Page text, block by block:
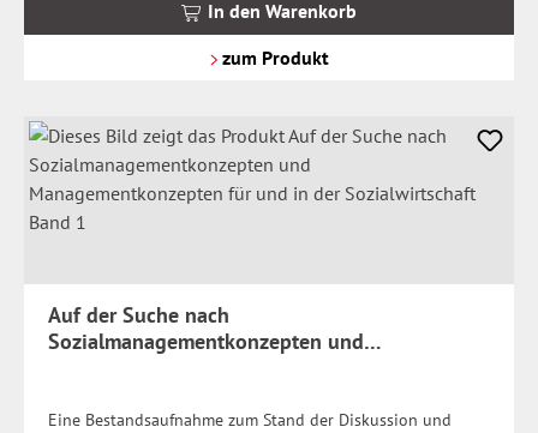
In den Warenkorb
zum Produkt
Auf der Suche nach
Sozialmanagementkonzepten und
Eine Bestandsaufnahme zum Stand der Diskussion und